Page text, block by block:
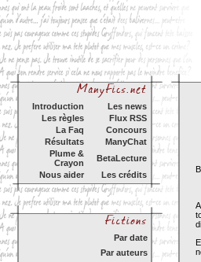
Introduction
Les news
Les règles
Flux RSS
La Faq
Concours
Résultats
ManyChat
Plume &
Crayon
BetaLecture
Nous aider
Les crédits
Par date
Par auteurs